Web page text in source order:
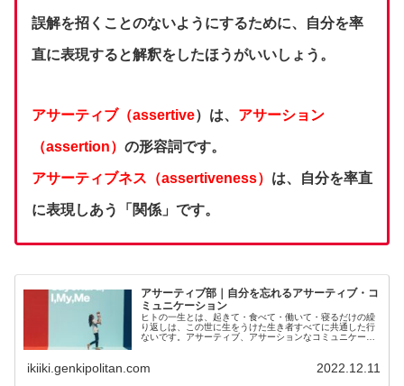
誤解を招くことのないようにするために、自分を率
直に表現すると解釈をしたほうがいいしょう。
アサーティブ（assertive）は、 アサーション
（assertion） の形容詞です。
アサーティブネス（assertiveness） は、自分を率直
に表現しあう「関係」です。
アサーティブ部｜自分を忘れるアサーティブ・コ
ミュニケーション
ヒトの一生とは、起きて・食べて・働いて・寝るだけの繰
り返しは、この世に生をうけた生き者すべてに共通した行
ないです。アサーティブ、アサーションなコミュニケーシ
ィブ、アサーションと念押しするのは、そうでないヒトが
ikiiki.genkipolitan.com 2022.12.11